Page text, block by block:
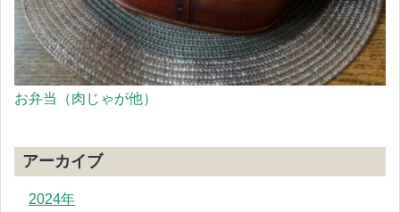
お弁当（肉じゃが他）
アーカイブ
2024年